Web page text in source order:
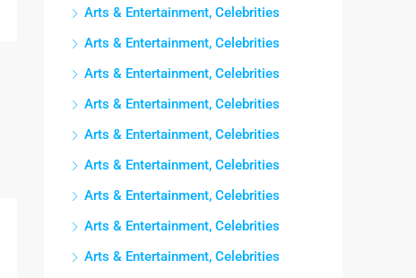
Arts & Entertainment, Celebrities
Arts & Entertainment, Celebrities
Arts & Entertainment, Celebrities
Arts & Entertainment, Celebrities
Arts & Entertainment, Celebrities
Arts & Entertainment, Celebrities
Arts & Entertainment, Celebrities
Arts & Entertainment, Celebrities
Arts & Entertainment, Celebrities